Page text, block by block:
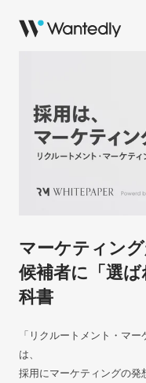
マーケティン
候補者に「選
科書
「リクルートメント・マ
は、
採用にマーケティングの